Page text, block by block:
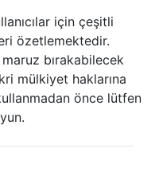
için çeşitli
özetlemektedir.
bırakabilecek
mülkiyet haklarına
önce lütfen